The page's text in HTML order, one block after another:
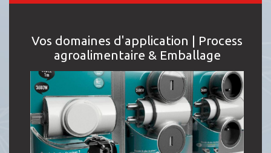
Vos domaines d'application | Process
agroalimentaire & Emballage